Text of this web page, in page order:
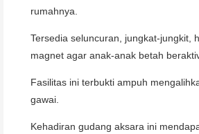
rumahnya.
Tersedia seluncuran, jungkat-jungkit,
magnet agar anak-anak betah
Fasilitas ini terbukti ampuh
gawai.
Kehadiran gudang aksara ini